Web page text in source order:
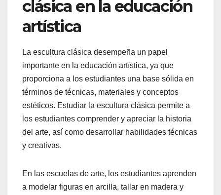
clásica en la educación
artística
La escultura clásica desempeña un papel
importante en la educación artística, ya que
proporciona a los estudiantes una base sólida en
términos de técnicas, materiales y conceptos
estéticos. Estudiar la escultura clásica permite a
los estudiantes comprender y apreciar la historia
del arte, así como desarrollar habilidades técnicas
y creativas.
En las escuelas de arte, los estudiantes aprenden
a modelar figuras en arcilla, tallar en madera y